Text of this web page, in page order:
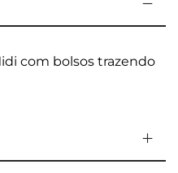
com bolsos trazendo